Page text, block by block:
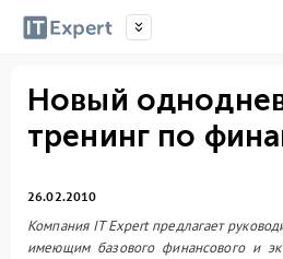
Новый
тренинг по
26.02.2010
Компания IT Expert предлагает
имеющим базового финансового и